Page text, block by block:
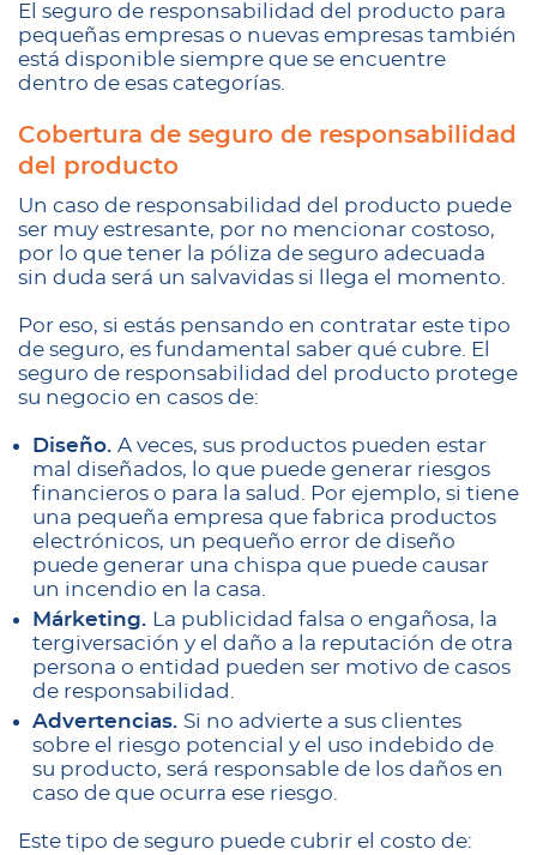
El seguro de responsabilidad del producto para
pequeñas empresas o nuevas empresas también
está disponible siempre que se encuentre
dentro de esas categorías.
Cobertura de seguro de responsabilidad
del producto
Un caso de responsabilidad del producto puede
ser muy estresante, por no mencionar costoso,
por lo que tener la póliza de seguro adecuada
sin duda será un salvavidas si llega el momento.
Por eso, si estás pensando en contratar este tipo
de seguro, es fundamental saber qué cubre. El
seguro de responsabilidad del producto protege
su negocio en casos de:
Diseño. A veces, sus productos pueden estar
mal diseñados, lo que puede generar riesgos
financieros o para la salud. Por ejemplo, si tiene
una pequeña empresa que fabrica productos
electrónicos, un pequeño error de diseño
puede generar una chispa que puede causar
un incendio en la casa.
Márketing.
La publicidad falsa o engañosa, la
tergiversación y el daño a la reputación de otra
persona o entidad pueden ser motivo de casos
de responsabilidad.
Advertencias. Si no advierte a sus clientes
sobre el riesgo potencial y el uso indebido de
su producto, será responsable de los daños en
caso de que ocurra ese riesgo.
Este tipo de seguro puede cubrir el costo de: